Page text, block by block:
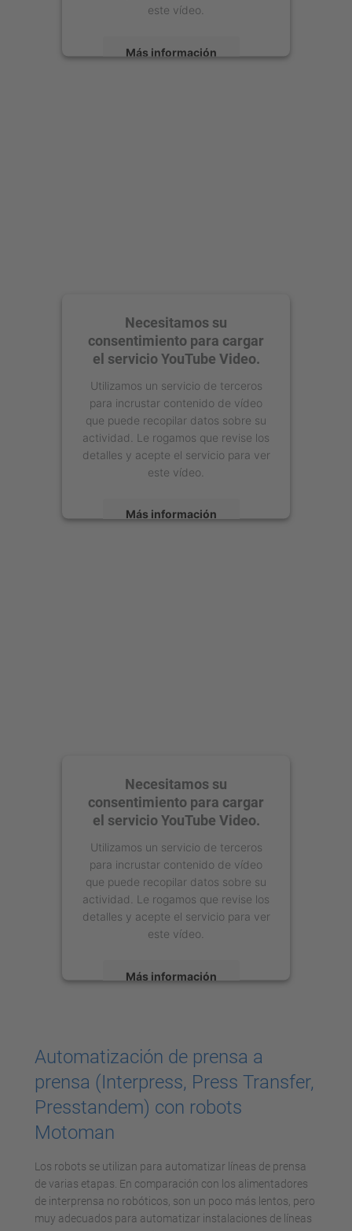
este vídeo.
Más información
Necesitamos su
consentimiento para cargar
el servicio YouTube Video.
Utilizamos un servicio de terceros
para incrustar contenido de vídeo
que puede recopilar datos sobre su
actividad. Le rogamos que revise los
detalles y acepte el servicio para ver
este vídeo.
Más información
Necesitamos su
consentimiento para cargar
el servicio YouTube Video.
Utilizamos un servicio de terceros
para incrustar contenido de vídeo
que puede recopilar datos sobre su
actividad. Le rogamos que revise los
detalles y acepte el servicio para ver
este vídeo.
Más información
Management Platform
Automatización de prensa a
prensa (Interpress, Press Transfer,
Presstandem) con robots
Motoman
Los robots se utilizan para automatizar líneas de prensa
de varias etapas. En comparación con los alimentadores
de interprensa no robóticos, son un poco más lentos, pero
muy adecuados para automatizar instalaciones de líneas